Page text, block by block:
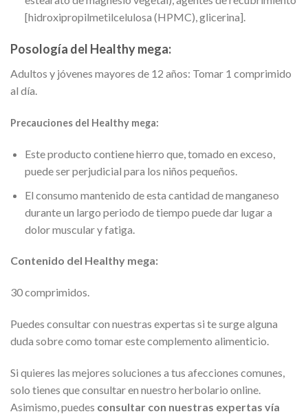
[hidroxipropilmetilcelulosa (HPMC), glicerina].
Posología del Healthy mega:
Adultos y jóvenes mayores de 12 años: Tomar 1 comprimido
al día.
Precauciones del Healthy mega:
Este producto contiene hierro que, tomado en exceso,
puede ser perjudicial para los niños pequeños.
El consumo mantenido de esta cantidad de manganeso
durante un largo periodo de tiempo puede dar lugar a
dolor muscular y fatiga.
Contenido del Healthy mega:
30 comprimidos.
Puedes consultar con nuestras expertas si te surge alguna
duda sobre como tomar este complemento alimenticio.
Si quieres las mejores soluciones a tus afecciones comunes,
solo tienes que consultar en nuestro herbolario online.
Asimismo, puedes consultar con nuestras expertas vía